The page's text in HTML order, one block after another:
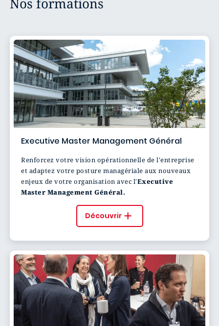
Executive Master Management Général
Renforcez votre vision opérationnelle de l'entreprise
et adaptez votre posture managériale aux nouveaux
enjeux de votre organisation avec l'Executive
Master Management Général.
Découvrir